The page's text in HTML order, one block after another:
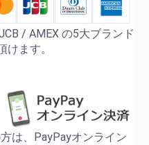
/ AMEX の5大ブランド
ます。
は、PayPayオンライン